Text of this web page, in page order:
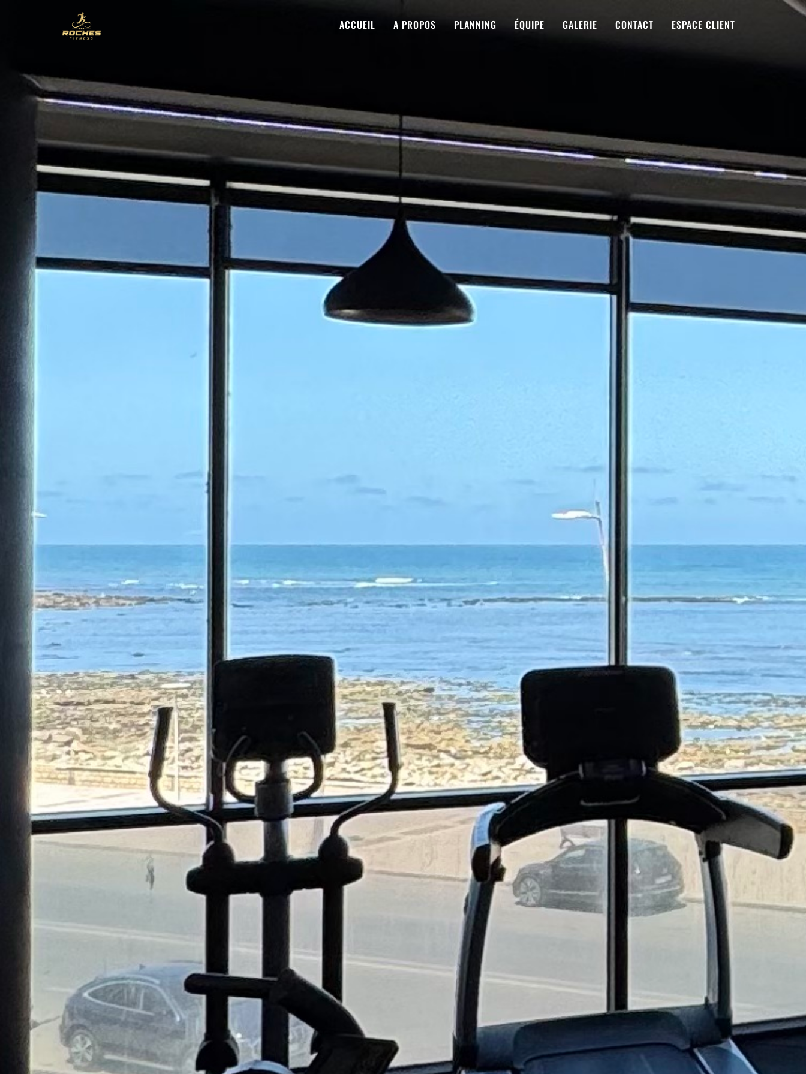
ACCUEIL A PROPOS PLANNING ÉQUIPE GALERIE CONTACT ESPACE CLIENT